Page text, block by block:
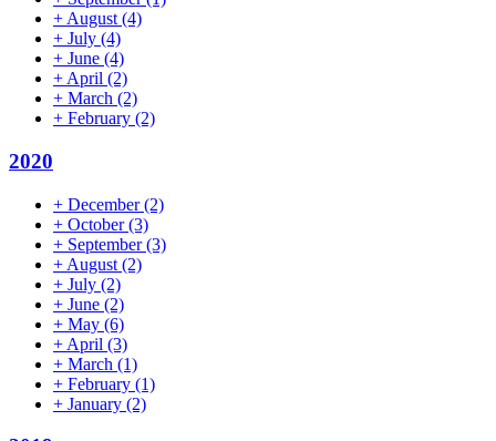
+ August (4)
+ July (4)
+ June (4)
+ April (2)
+ March (2)
+ February (2)
2020
+ December(2)
+ October(3)
+ September(3)
+ August (2)
+ July (2)
+ June (2)
+ May (6)
+ April (3)
+ March (1)
+ February (1)
+ January (2)